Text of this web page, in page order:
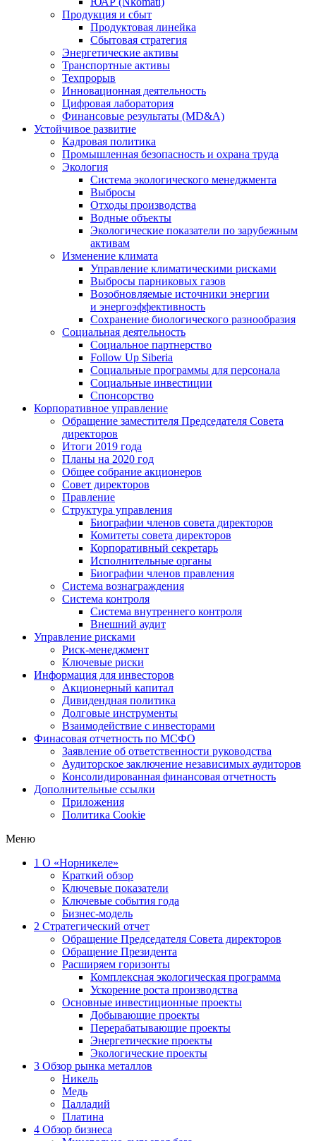
Продукция и сбыт
Продуктовая линейка
Сбытовая стратегия
Энергетические активы
Транспортные активы
Техпрорыв
Инновационная деятельность
Цифровая лаборатория
Финансовые результаты (MD&A)
Устойчивое развитие
Кадровая политика
Промышленная безопасность и охрана труда
Экология
Система экологического менеджмента
Выбросы
Отходы производства
Водные объекты
Экологические показатели по зарубежным
активам
Изменение климата
Управление климатическими рисками
Выбросы парниковых газов
Возобновляемые источники энергии
и энергоэффективность
Сохранение биологического разнообразия
Социальная деятельность
Социальное партнерство
Follow Up Siberia
Социальные программы для персонала
Социальные инвестиции
Спонсорство
Корпоративное управление
Обращение заместителя Председателя Совета
директоров
Итоги 2019 года
Планы на 2020 год
Общее собрание акционеров
Совет директоров
Правление
Структура управления
Биографии членов совета директоров
Комитеты совета директоров
Корпоративный секретарь
Исполнительные органы
Биографии членов правления
Система вознаграждения
Система контроля
Система внутреннего контроля
Внешний аудит
Управление рисками
Риск-менеджмент
Ключевые риски
Информация для инвесторов
Акционерный капитал
Дивидендная политика
Долговые инструменты
Взаимодействие с инвеcторами
Финасовая отчетность по МСФО
Заявление об ответственности руководства
Аудиторское заключение независимых аудиторов
Консолидированная финансовая отчетность
Дополнительные ссылки
Приложения
Политика Cookie
Меню
1 О «Норникеле»
Краткий обзор
Ключевые показатели
Ключевые события года
Бизнес-модель
2 Стратегический отчет
Обращение Председателя Совета директоров
Обращение Президента
Расширяем горизонты
Комплексная экологическая программа
Ускорение роста производства
Основные инвестиционные проекты
Добывающие проекты
Перерабатывающие проекты
Энергетические проекты
Экологические проекты
3 Обзор рынка металлов
Никель
Медь
Палладий
Платина
4 Обзор бизнеса